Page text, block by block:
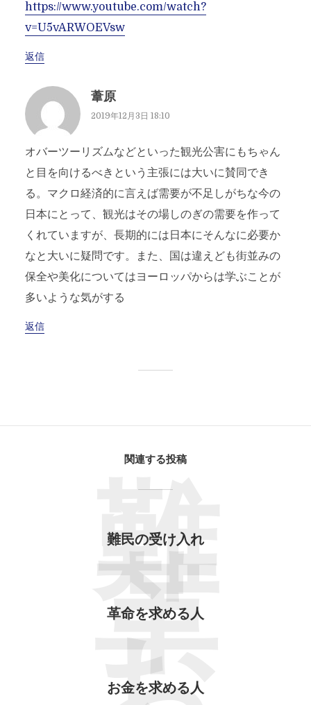
https://www.youtube.com/watch?
v=U5vARWOEVsw
返信
葦原
2019年12月3日 18:10
オバーツーリズムなどといった観光公害にもちゃん
と目を向けるべきという主張には大いに賛同でき
る。マクロ経済的に言えば需要が不足しがちな今の
日本にとって、観光はその場しのぎの需要を作って
くれていますが、長期的には日本にそんなに必要か
なと大いに疑問です。また、国は違えども街並みの
保全や美化についてはヨーロッパからは学ぶことが
多いような気がする
返信
関連する投稿
難民の受け入れ
難
革命を求める人
革
お金を求める人